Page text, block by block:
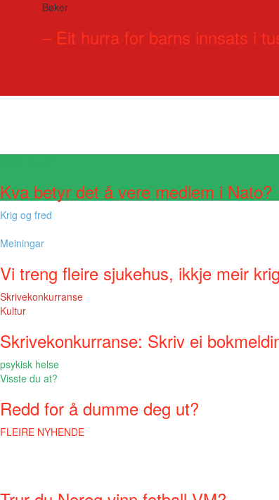
Bøker
– Eit hurra for barns innsats i
Kva betyr det å vere medlem i Nato?
Krig og fred
Meiningar
Vi treng fleire sjukehus, ikkje meir
Skrivekonkurranse
Kultur
Skrivekonkurranse: Skriv ei
psykisk helse
Visste du at?
Redd for å dumme deg ut?
FLEIRE NYHENDE